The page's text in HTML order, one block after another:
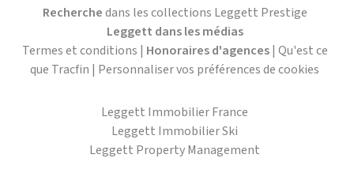
Recherchedans les collections Leggett Prestige
Leggett dans les médias
Termes et conditions | Honoraires d'agences| Qu'est ce
que Tracfin | Personnaliser vos préférences de cookies
Leggett Immobilier France
Leggett Immobilier Ski
Leggett Property Management